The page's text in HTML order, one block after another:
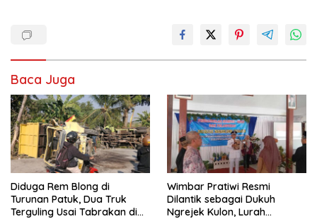
Baca Juga
Diduga Rem Blong di
Turunan Patuk, Dua Truk
Terguling Usai Tabrakan di
Wimbar Pratiwi Resmi
Dilantik sebagai Dukuh
Ngrejek Kulon, Lurah